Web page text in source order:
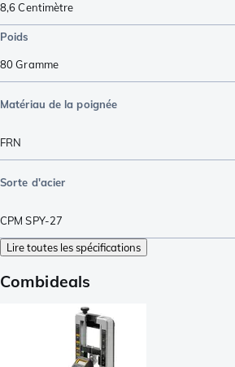
8,6Centimètre
Poids
80Gramme
Matériau de la poignée
FRN
Sorte d'acier
CPM SPY-27
Lire toutes les spécifications
Combideals